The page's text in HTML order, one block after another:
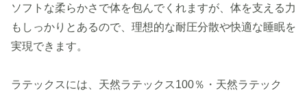
ソフトな柔らかさで体を包んでくれますが、体を支える力
もしっかりとあるので、理想的な耐圧分散や快適な睡眠を
実現できます。
ラテックスには、天然ラテックス100％・天然ラテック